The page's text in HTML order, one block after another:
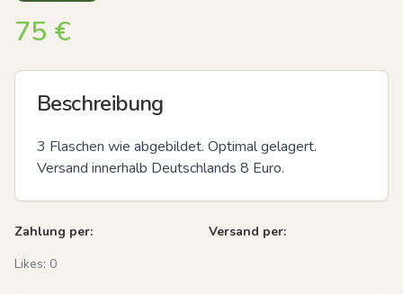
75 €
Beschreibung
3 Flaschen wie abgebildet. Optimal gelagert.
Versand innerhalb Deutschlands 8 Euro.
Zahlung per:
Versand per:
Likes: 0